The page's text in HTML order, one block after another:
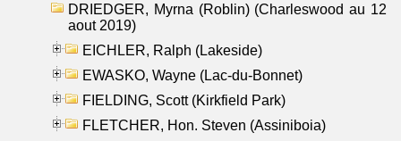
DRIEDGER, Myrna (Roblin) (Charleswood au 12
aout 2019)
EICHLER, Ralph (Lakeside)
EWASKO, Wayne (Lac-du-Bonnet)
FIELDING, Scott (Kirkfield Park)
FLETCHER, Hon. Steven (Assiniboia)